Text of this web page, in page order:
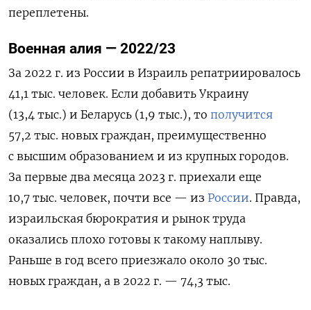
переплетены.
Военная алия — 2022/23
За 2022 г. из России в Израиль репатриировалось
41,1 тыс. человек. Если добавить Украину
(13,4 тыс.) и Беларусь (1,9 тыс.), то получится
57,2 тыс. новых граждан, преимущественно
с высшим образованием и из крупных городов.
За первые два месяца 2023 г. приехали еще
10,7 тыс. человек, почти все — из России. Правда,
израильская бюрократия и рынок труда
оказались плохо готовы к такому наплыву.
Раньше в год всего приезжало около 30 тыс.
новых граждан, а в 2022 г. — 74,3 тыс.